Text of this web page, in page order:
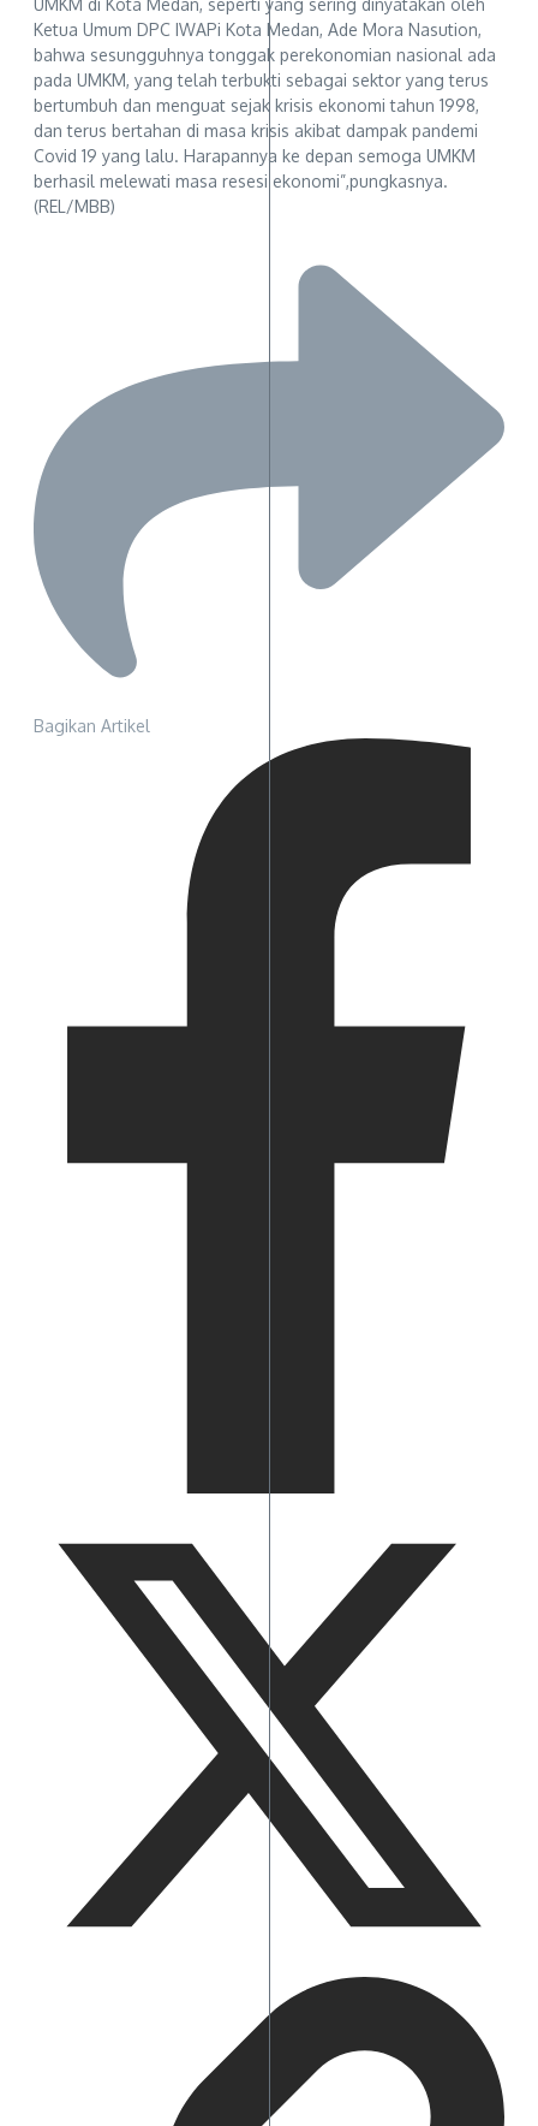
UMKM di Kota Medan, seperti yang sering dinyatakan oleh
Ketua Umum DPC IWAPi Kota Medan, Ade Mora Nasution,
bahwa sesungguhnya tonggak perekonomian nasional ada
pada UMKM, yang telah terbukti sebagai sektor yang terus
bertumbuh dan menguat sejak krisis ekonomi tahun 1998,
dan terus bertahan di masa krisis akibat dampak pandemi
Covid 19 yang lalu. Harapannya ke depan semoga UMKM
berhasil melewati masa resesi ekonomi”,pungkasnya.
(REL/MBB)
Bagikan Artikel